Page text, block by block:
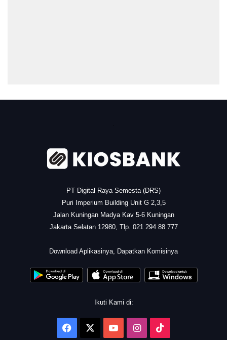
PT Digital Raya Semesta (DRS)
Puri Imperium Building Unit G 2,3,5
Jalan Kuningan Madya Kav 5-6 Kuningan
Jakarta Selatan 12980, Tlp. 021 294 88 777
Download Aplikasinya, Dapatkan Komisinya
Ikuti Kami di:
Facebook YouTubeInstagram